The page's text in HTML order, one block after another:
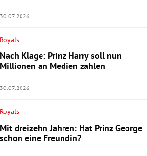
30.07.2026
Royals
Nach Klage: Prinz Harry soll nun
Millionen an Medien zahlen
30.07.2026
Royals
Mit dreizehn Jahren: Hat Prinz George
schon eine Freundin?